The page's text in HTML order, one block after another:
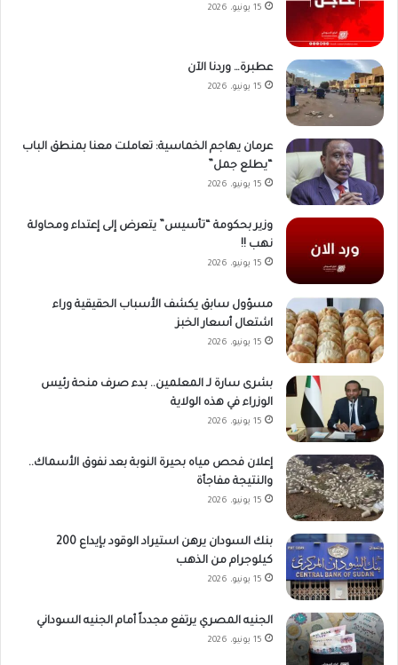
15 يونيو، 2026
عطبرة… وردنا الآن
15 يونيو، 2026
عرمان يهاجم الخماسية: تعاملت معنا بمنطق الباب
“يطلع جمل”
15 يونيو، 2026
وزير بحكومة “تأسيس” يتعرض إلى إعتداء ومحاولة
نهب !!
15 يونيو، 2026
مسؤول سابق يكشف الأسباب الحقيقية وراء
اشتعال أسعار الخبز
15 يونيو، 2026
بشرى سارة لـ المعلمين.. بدء صرف منحة رئيس
الوزراء في هذه الولاية
15 يونيو، 2026
إعلان فحص مياه بحيرة النوبة بعد نفوق الأسماك..
والنتيجة مفاجأة
15 يونيو، 2026
بنك السودان يرهن استيراد الوقود بإيداع 200
كيلوجرام من الذهب
15 يونيو، 2026
الجنيه المصري يرتفع مجدداً أمام الجنيه السوداني
15 يونيو، 2026